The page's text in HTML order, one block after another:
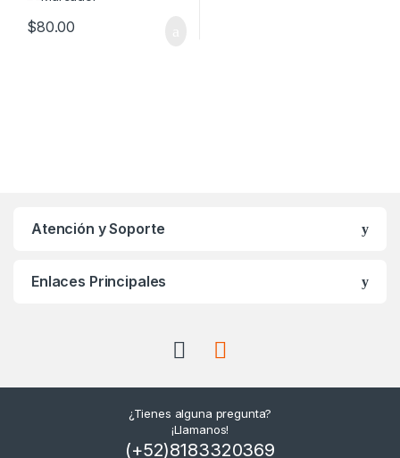
$80.00
Atención y Soporte
Enlaces Principales
¿Tienes alguna pregunta?
¡Llamanos!
(+52)8183320369